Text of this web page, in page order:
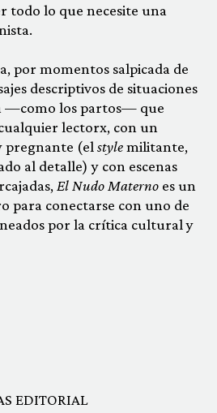
todo lo que necesite una
por momentos salpicada de
descriptivos de situaciones
—como los partos— que
lectorx, con un
pregnante (el stylemilitante,
al detalle) y con escenas
El Nudo Materno es un
para conectarse con uno de
por la crítica cultural y
EDITORIAL